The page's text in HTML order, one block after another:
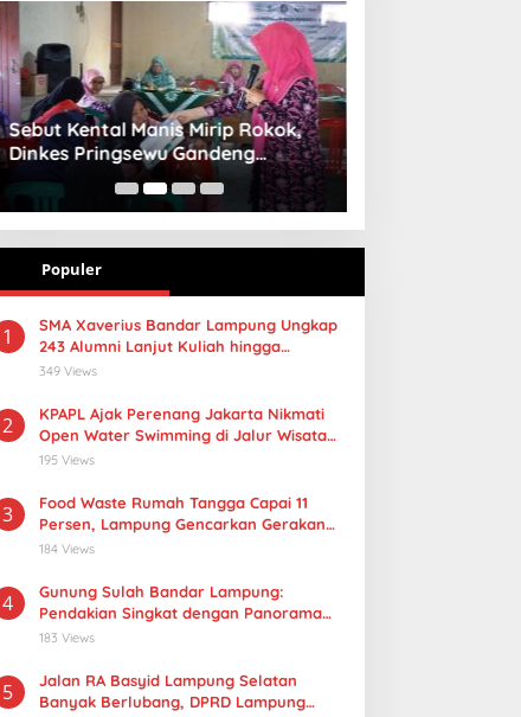
Sebut Kental Manis Mirip Rokok,
Dinkes Pringsewu Gandeng
Aisyiyah Desak Regulasi Gizi Anak
Populer
1
SMA Xaverius Bandar Lampung Ungkap
243 Alumni Lanjut Kuliah hingga
Mancanegara
349 Views
2
KPAPL Ajak Perenang Jakarta Nikmati
Open Water Swimming di Jalur Wisata
Lampung
195 Views
3
Food Waste Rumah Tangga Capai 11
Persen, Lampung Gencarkan Gerakan
Selamatan Pangan
184 Views
4
Gunung Sulah Bandar Lampung:
Pendakian Singkat dengan Panorama
Kota yang Memukau
183 Views
5
Jalan RA Basyid Lampung Selatan
Banyak Berlubang, DPRD Lampung